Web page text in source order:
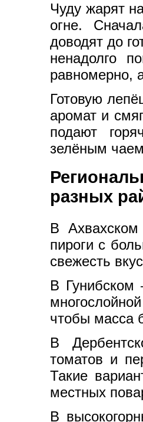
Чуду жарят
огне.
доводят до
ненадолго
равномерно,
Готовую
аромат и
подают
зелёным
разных
В Ахвахском
пироги с
свежесть
В
чтобы масса
В
томатов и
Такие
местных
В